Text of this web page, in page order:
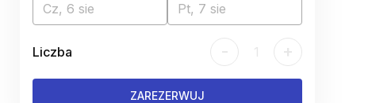
Cz, 6 sie
Pt, 7 sie
Liczba - 1 +
ZAREZERWUJ